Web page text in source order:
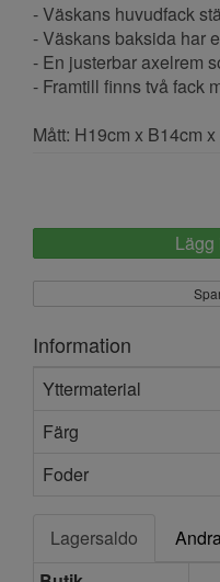
- Väskans huvudfack
- Väskans baksida har
- En justerbar axelrem
- Framtill finns två fack
Mått: H19cm x B14cm
Lägg
Information
Yttermaterial
Färg
Foder
Lagersaldo